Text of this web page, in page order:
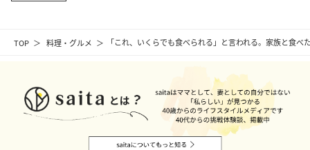
TOP 料理・グルメ 「これ、いくらでも食べられる」と言われる。家族と食